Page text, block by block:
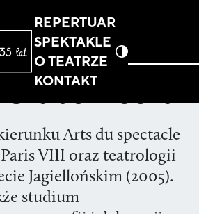
REPERTUAR
SPEKTAKLE
O TEATRZE
KONTAKT
Grabowiecka
Arts du spectacle
VIII oraz teatrologii
Jagiellońskim (2005).
studium